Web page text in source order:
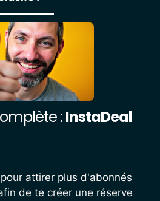
:InstaDeal
attirer plus d'abonnés
de te créer une réserve